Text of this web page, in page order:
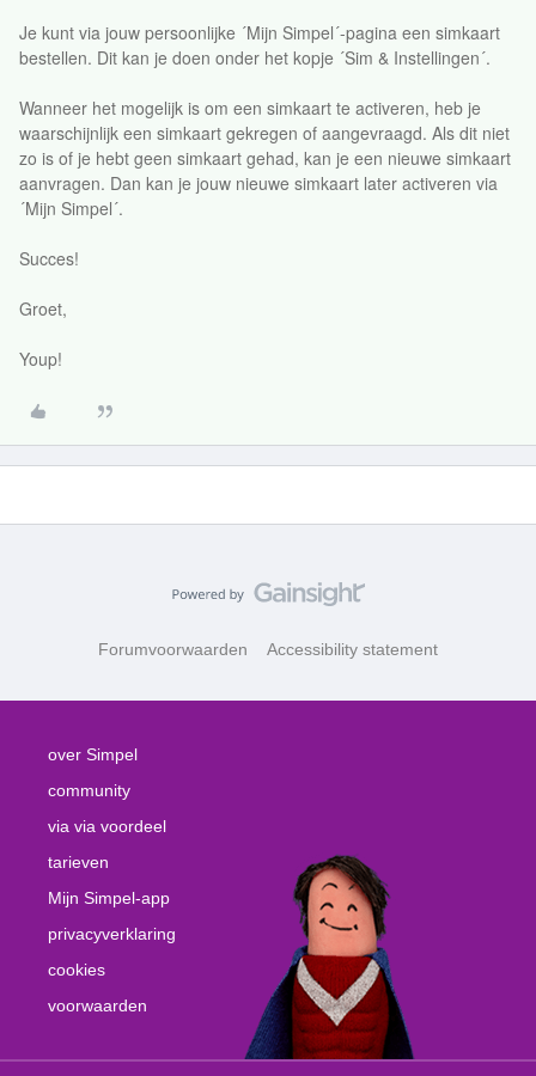
Je kunt via jouw persoonlijke ´Mijn Simpel´-pagina een simkaart
bestellen. Dit kan je doen onder het kopje ´Sim & Instellingen´.
Wanneer het mogelijk is om een simkaart te activeren, heb je
waarschijnlijk een simkaart gekregen of aangevraagd. Als dit niet
zo is of je hebt geen simkaart gehad, kan je een nieuwe simkaart
aanvragen. Dan kan je jouw nieuwe simkaart later activeren via
´Mijn Simpel´.
Succes!
Groet,
Youp!
Forumvoorwaarden Accessibility statement
over Simpel
community
via via voordeel
tarieven
Mijn Simpel-app
privacyverklaring
cookies
voorwaarden